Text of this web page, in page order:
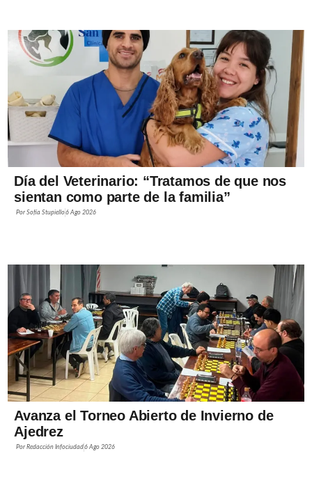
Día del Veterinario: “Tratamos de que nos
sientan como parte de la familia”
PorSofía Stupiello6 Ago 2026
Avanza el Torneo Abierto de Invierno de
Ajedrez
PorRedacción Infociudad6 Ago 2026